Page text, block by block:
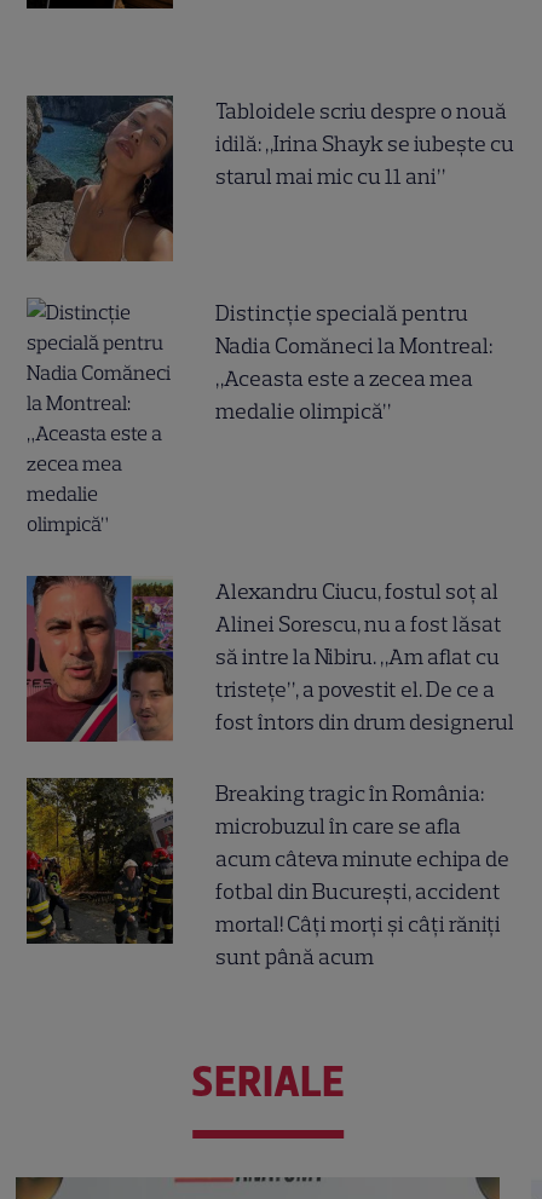
Tabloidele scriu despre o nouă
idilă: „Irina Shayk se iubește cu
starul mai mic cu 11 ani”
Distincție specială pentru
Nadia Comăneci la Montreal:
„Aceasta este a zecea mea
medalie olimpică”
Alexandru Ciucu, fostul soț al
Alinei Sorescu, nu a fost lăsat
să intre la Nibiru. „Am aflat cu
tristețe”, a povestit el. De ce a
fost întors din drum designerul
Breaking tragic în România:
microbuzul în care se afla
acum câteva minute echipa de
fotbal din București, accident
mortal! Câți morți și câți răniți
sunt până acum
SERIALE